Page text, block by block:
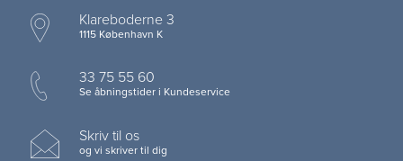
Klareboderne 3
1115 København K
33 75 55 60
Se åbningstider i Kundeservice
Skriv til os
og vi skriver til dig